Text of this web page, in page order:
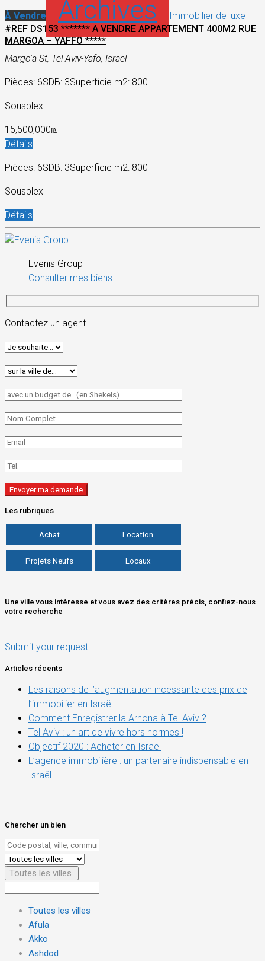
À Vendre Archives
Immobilier de luxe
#REF DS153 ******* A VENDRE APPARTEMENT 400M2 RUE
MARGOA – YAFFO *****
Margo'a St, Tel Aviv-Yafo, Israël
Pièces: 6SDB: 3Superficie m2: 800
Sousplex
15,500,000₪
Détails
Pièces: 6SDB: 3Superficie m2: 800
Sousplex
Détails
Evenis Group
Consulter mes biens
Contactez un agent
Les rubriques
Achat Location
Projets Neufs Locaux
Une ville vous intéresse et vous avez des critères précis, confiez-nous
votre recherche
Submit your request
Articles récents
Les raisons de l’augmentation incessante des prix de
l’immobilier en Israël
Comment Enregistrer la Arnona à Tel Aviv ?
Tel Aviv : un art de vivre hors normes !
Objectif 2020 : Acheter en Israël
L’agence immobilière : un partenaire indispensable en
Israël
Chercher un bien
Toutes les villes
Toutes les villes
Afula
Akko
Ashdod